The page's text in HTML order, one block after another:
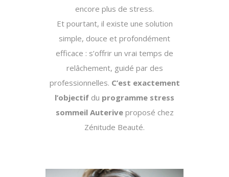
encore plus de stress.
Et pourtant, il existe une solution
simple, douce et profondément
efficace : s’offrir un vrai temps de
relâchement, guidé par des
professionnelles. C’est exactement
l’objectif du programme stress
sommeil Auteriveproposé chez
Zénitude Beauté.